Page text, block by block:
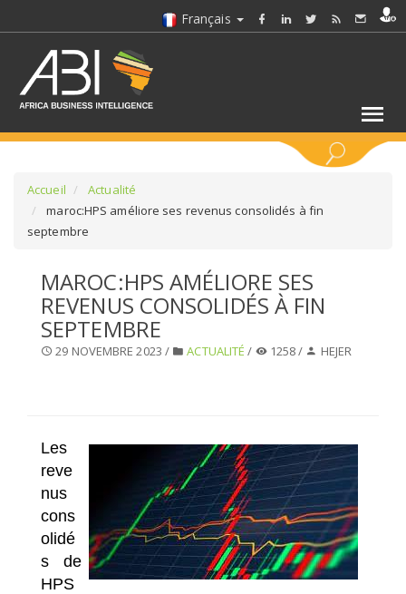
Français
SÉLECTIONNEZ UN DOSSIER
SELECTIONNEZ UNE SECTION
Accueil
Actualité
maroc:HPS améliore ses revenus consolidés à fin
septembre
MAROC:HPS AMÉLIORE SES
REVENUS CONSOLIDÉS À FIN
SEPTEMBRE
29 NOVEMBRE 2023 / ACTUALITÉ / 1258 / HEJER
Les
reve
nus
cons
olidé
s de
HPS